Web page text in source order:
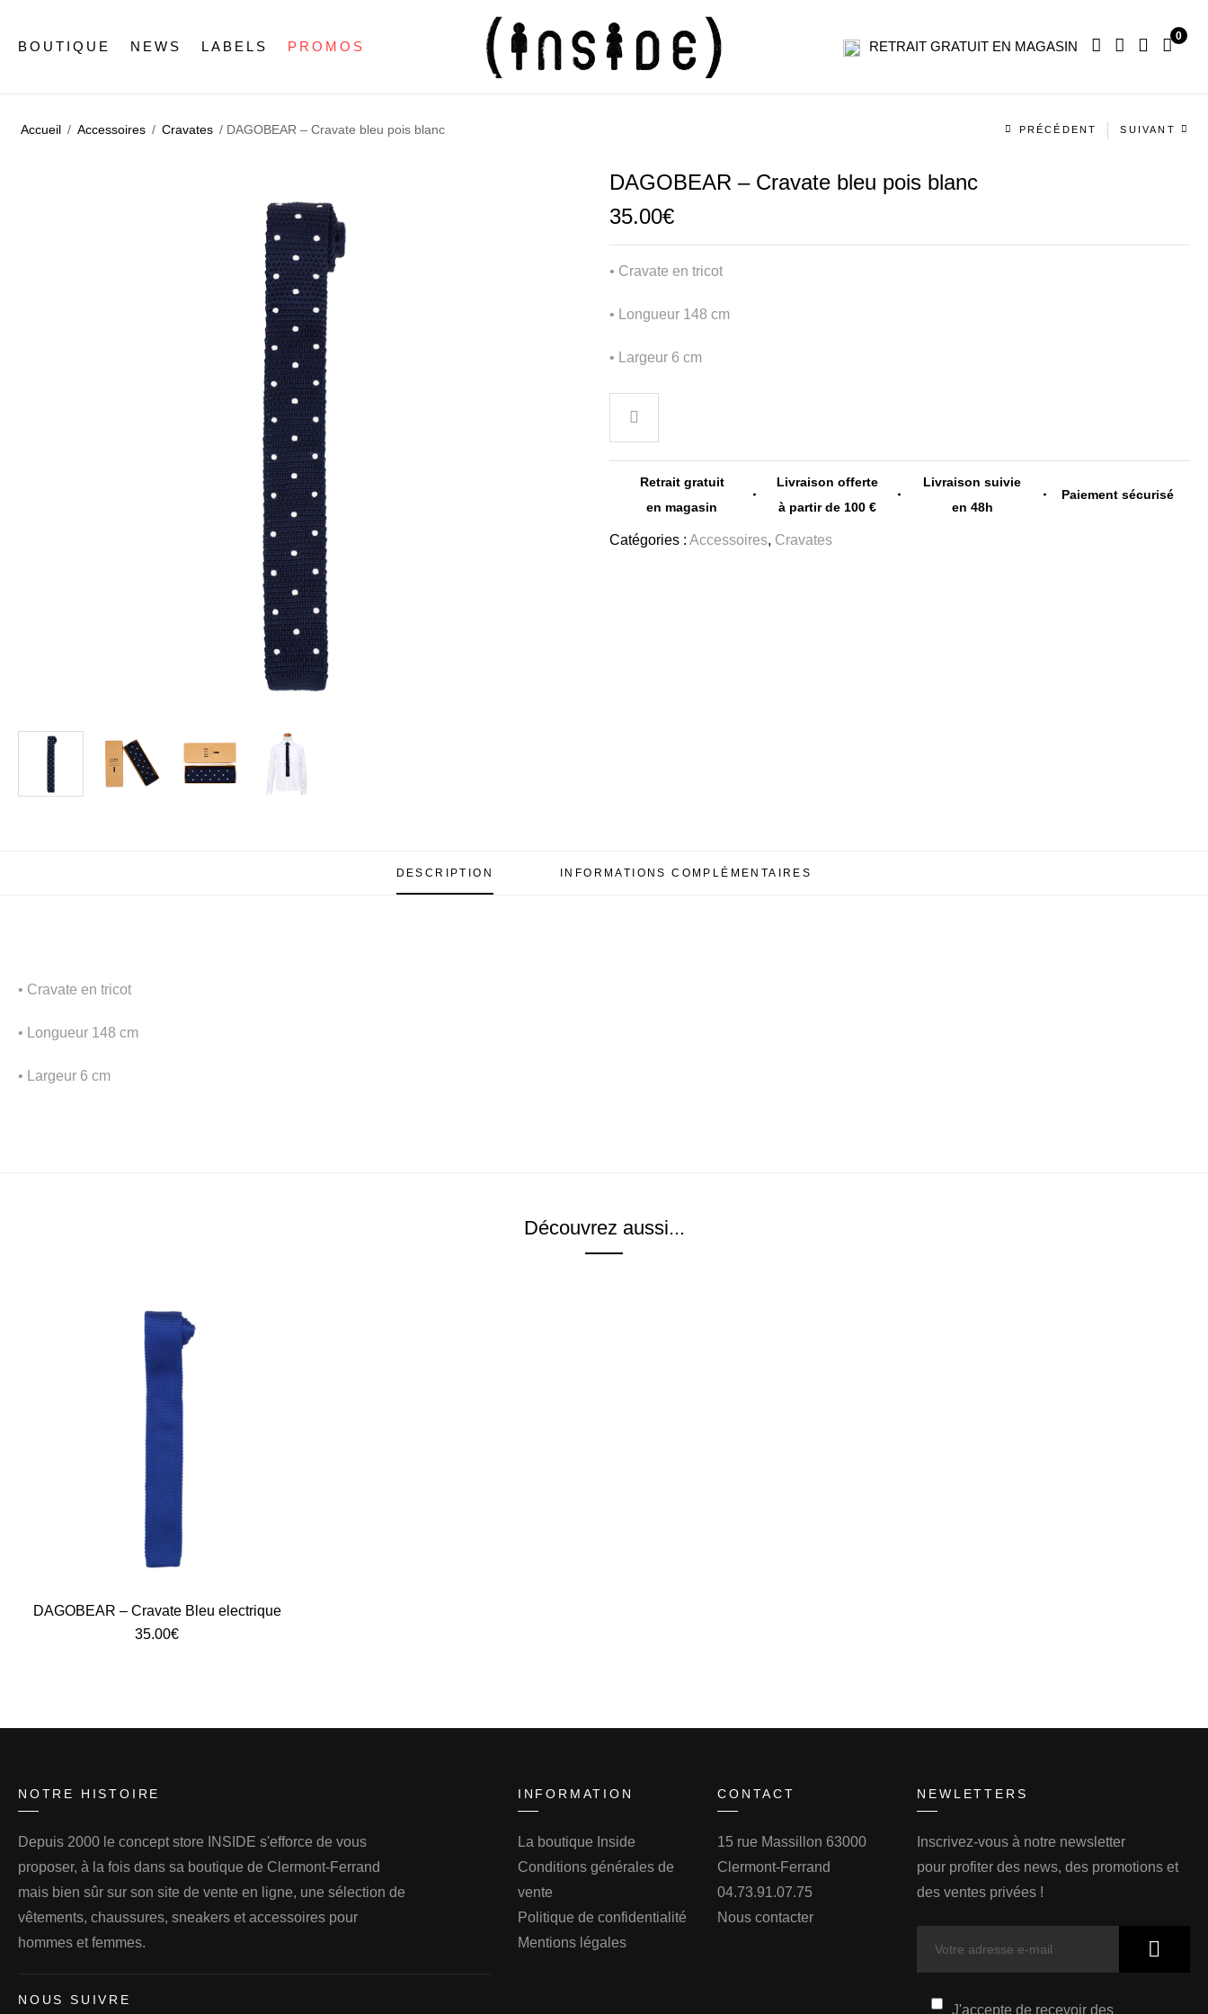
BOUTIQUE NEWS LABELS PROMOS RETRAIT GRATUIT EN MAGASIN
0
Accueil / Accessoires / Cravates / DAGOBEAR – Cravate bleu pois blanc
Navigation
PRÉCÉDENT SUIVANT
DAGOBEAR – Cravate bleu pois blanc
35.00€
• Cravate en tricot
• Longueur 148 cm
• Largeur 6 cm
Retrait gratuit
en magasin
Livraison offerte
à partir de 100 €
Livraison suivie
en 48h
Paiement sécurisé
Catégories : Accessoires, Cravates
DESCRIPTION INFORMATIONS COMPLÉMENTAIRES
• Cravate en tricot
• Longueur 148 cm
• Largeur 6 cm
Découvrez aussi...
DAGOBEAR – Cravate Bleu electrique
35.00€
NOTRE HISTOIRE
Depuis 2000 le concept store INSIDE s'efforce de vous
proposer, à la fois dans sa boutique de Clermont-Ferrand
mais bien sûr sur son site de vente en ligne, une sélection de
vêtements, chaussures, sneakers et accessoires pour
hommes et femmes.
NOUS SUIVRE
INFORMATION
La boutique Inside
Conditions générales de
vente
Politique de confidentialité
Mentions légales
CONTACT
15 rue Massillon 63000
Clermont-Ferrand
04.73.91.07.75
Nous contacter
NEWLETTERS
Inscrivez-vous à notre newsletter
pour profiter des news, des promotions et
des ventes privées !
J'accepte de recevoir des